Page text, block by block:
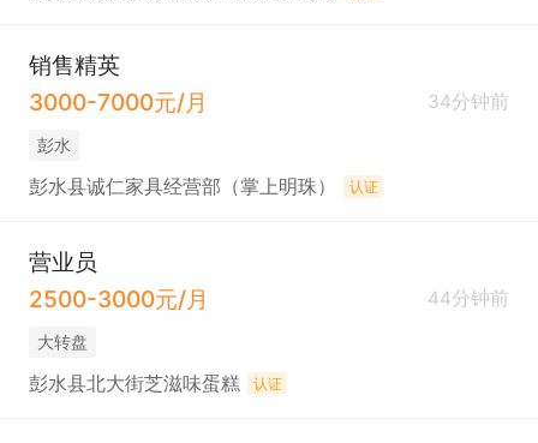
销售精英
3000-7000元/月
34分钟前
彭水
彭水县诚仁家具经营部（掌上明珠） 认证
营业员
2500-3000元/月
44分钟前
大转盘
彭水县北大街芝滋味蛋糕 认证